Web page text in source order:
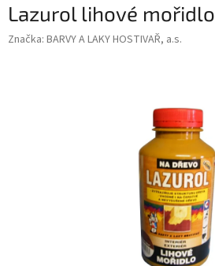
Lazurol lihové mořidlo
Značka: BARVY A LAKY HOSTIVAŘ, a.s.